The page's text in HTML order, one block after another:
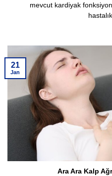
mevcut kardiyak
Ara Ara Kalp
21
Jan